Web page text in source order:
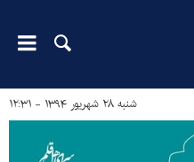
شنبه ۲۸ شهریور ۱۳۹۴ - ۱۲:۳۱